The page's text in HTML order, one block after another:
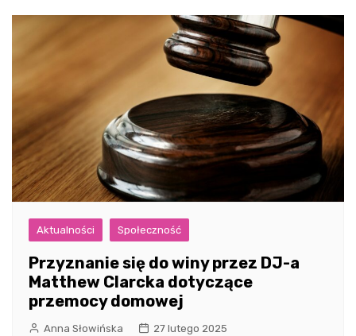
Aktualności Społeczność
Przyznanie się do winy przez DJ-a
Matthew Clarcka dotyczące
przemocy domowej
Anna Słowińska 27 lutego 2025